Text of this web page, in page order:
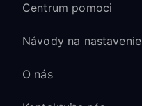
Centrum pomoci
Návody na nastavenie
O nás